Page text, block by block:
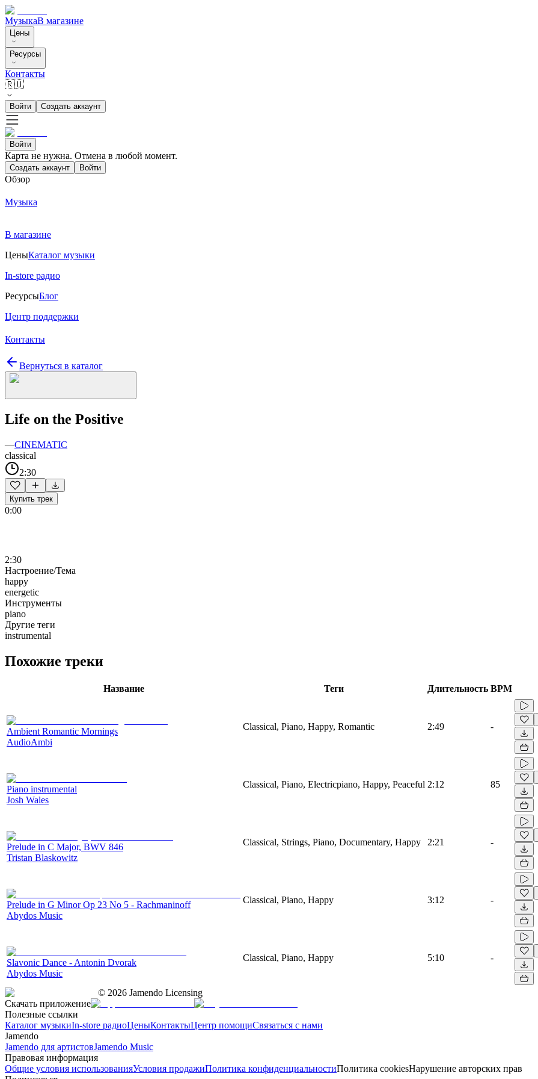
МузыкаВ магазине
Цены
Ресурсы
Контакты
🇷🇺
Войти Создать аккаунт
Войти
Карта не нужна. Отмена в любой момент.
Создать аккаунт Войти
Обзор
Музыка
В магазине
ЦеныКаталог музыки
In-store радио
РесурсыБлог
Центр поддержки
Контакты
Вернуться в каталог
Life on the Positive
—CINEMATIC
classical
2:30
Купить трек
0:00
2:30
Настроение/Тема
happy
energetic
Инструменты
piano
Другие теги
instrumental
Похожие треки
Название Теги Длительность BPM
Ambient Romantic Mornings
AudioAmbi
Classical, Piano, Happy, Romantic 2:49 -
Piano instrumental
Josh Wales
Classical, Piano, Electricpiano, Happy, Peaceful 2:12 85
Prelude in C Major, BWV 846
Tristan Blaskowitz
Classical, Strings, Piano, Documentary, Happy 2:21 -
Prelude in G Minor Op 23 No 5 - Rachmaninoff
Abydos Music
Classical, Piano, Happy 3:12 -
Slavonic Dance - Antonin Dvorak
Abydos Music
Classical, Piano, Happy 5:10 -
© 2026 Jamendo Licensing
Скачать приложение
Полезные ссылки
Каталог музыкиIn-store радиоЦеныКонтактыЦентр помощиСвязаться с нами
Jamendo
Jamendo для артистовJamendo Music
Правовая информация
Общие условия использованияУсловия продажиПолитика конфиденциальностиПолитика cookiesНарушение авторских прав